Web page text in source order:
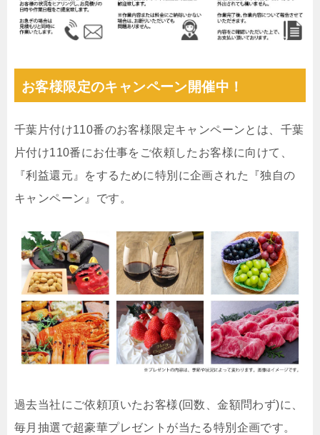
お客様限定のキャンペーン開催中！
千葉片付け110番のお客様限定キャンペーンとは、千葉
片付け110番にお仕事をご依頼したお客様に向けて、
『利益還元』をするために特別に企画された『独自の
キャンペーン』です。
過去当社にご依頼頂いたお客様(回数、金額問わず)に、
毎月抽選で超豪華プレゼントが当たる特別企画です。